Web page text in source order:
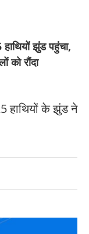
झुंड पहुंचा,
को रौंदा
हाथियों के झुंड ने